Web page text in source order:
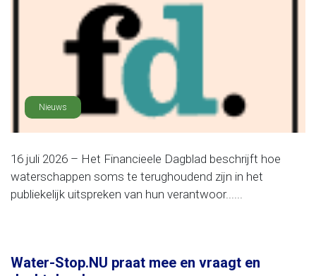
Nieuws
16 juli 2026 – Het Financieele Dagblad beschrijft hoe
waterschappen soms te terughoudend zijn in het
publiekelijk uitspreken van hun verantwoor......
Water-Stop.NU praat mee en vraagt en